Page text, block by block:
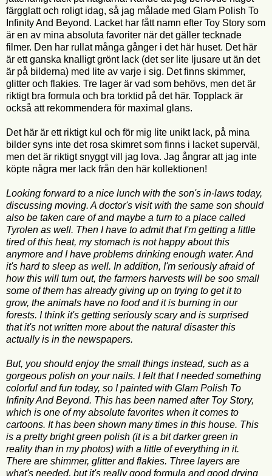
färgglatt och roligt idag, så jag målade med Glam Polish To
Infinity And Beyond. Lacket har fått namn efter Toy Story som
är en av mina absoluta favoriter när det gäller tecknade
filmer. Den har rullat många gånger i det här huset. Det här
är ett ganska knalligt grönt lack (det ser lite ljusare ut än det
är på bilderna) med lite av varje i sig. Det finns skimmer,
glitter och flakies. Tre lager är vad som behövs, men det är
riktigt bra formula och bra torktid på det här. Topplack är
också att rekommendera för maximal glans.
Det här är ett riktigt kul och för mig lite unikt lack, på mina
bilder syns inte det rosa skimret som finns i lacket superväl,
men det är riktigt snyggt vill jag lova. Jag ångrar att jag inte
köpte några mer lack från den här kollektionen!
Looking forward to a nice lunch with the son's in-laws today,
discussing moving. A doctor's visit with the same son should
also be taken care of and maybe a turn to a place called
Tyrolen as well. Then I have to admit that I'm getting a little
tired of this heat, my stomach is not happy about this
anymore and I have problems drinking enough water. And
it's hard to sleep as well. In addition, I'm seriously afraid of
how this will turn out, the farmers harvests will be soo small
some of them has already giving up on trying to get it to
grow, the animals have no food and it is burning in our
forests. I think it's getting seriously scary and is surprised
that it's not written more about the natural disaster this
actually is in the newspapers.
But, you should enjoy the small things instead, such as a
gorgeous polish on your nails. I felt that I needed something
colorful and fun today, so I painted with Glam Polish To
Infinity And Beyond. This has been named after Toy Story,
which is one of my absolute favorites when it comes to
cartoons. It has been shown many times in this house. This
is a pretty bright green polish (it is a bit darker green in
reality than in my photos) with a little of everything in it.
There are shimmer, glitter and flakies. Three layers are
what's needed, but it's really good formula and good drying